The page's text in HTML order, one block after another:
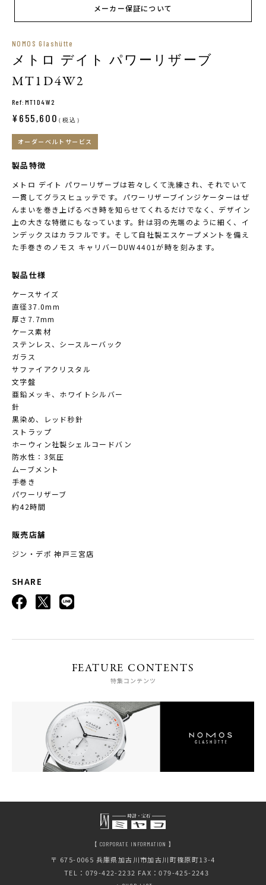
メーカー保証について
NOMOS Glashütte
メトロ デイト パワーリザーブ
MT1D4W2
Ref:MT1D4W2
¥655,600（税込）
オーダーベルトサービス
製品特徴
メトロ デイト パワーリザーブは若々しくて洗練され、それでいて
一貫してグラスヒュッテです。パワーリザーブインジケーターはぜ
んまいを巻き上げるべき時を知らせてくれるだけでなく、デザイン
上の大きな特徴にもなっています。針は羽の先端のように細く、イ
ンデックスはカラフルです。そして自社製エスケープメントを備え
た手巻きのノモス キャリバーDUW4401が時を刻みます。
製品仕様
ケースサイズ
直径37.0mm
厚さ7.7mm
ケース素材
ステンレス、シースルーバック
ガラス
サファイアクリスタル
文字盤
亜鉛メッキ、ホワイトシルバー
針
黒染め、レッド秒針
ストラップ
ホーウィン社製シェルコードバン
防水性：3気圧
ムーブメント
手巻き
パワーリザーブ
約42時間
販売店舗
ジン・デポ 神戸三宮店
SHARE
FEATURE CONTENTS
特集コンテンツ
【 CORPORATE INFORMATION 】
〒 675-0065 兵庫県加古川市加古川町篠原町13-4
TEL：079-422-2232 FAX：079-425-2243